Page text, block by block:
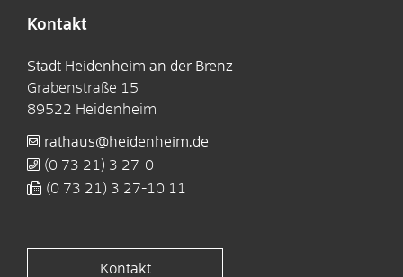
Kontakt
Stadt Heidenheim an der Brenz
Grabenstraße 15
89522 Heidenheim
rathaus@heidenheim.de
(0 73 21) 3 27-0
(0 73 21) 3 27-10 11
Kontakt